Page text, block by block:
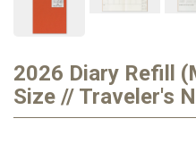
2026 Diary Refill
Size // Traveler's